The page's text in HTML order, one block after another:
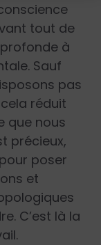
tout de
à
Sauf
pas
réduit
que nous
précieux,
poser
et
C’est là la